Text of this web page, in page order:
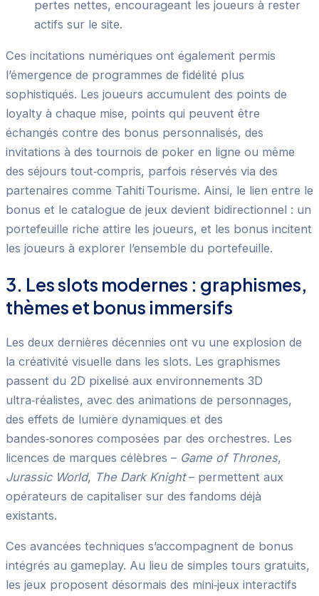
pertes nettes, encourageant les joueurs à rester
actifs sur le site.
Ces incitations numériques ont également permis
l’émergence de programmes de fidélité plus
sophistiqués. Les joueurs accumulent des points de
loyalty à chaque mise, points qui peuvent être
échangés contre des bonus personnalisés, des
invitations à des tournois de poker en ligne ou même
des séjours tout‑compris, parfois réservés via des
partenaires comme Tahiti Tourisme. Ainsi, le lien entre le
bonus et le catalogue de jeux devient bidirectionnel : un
portefeuille riche attire les joueurs, et les bonus incitent
les joueurs à explorer l’ensemble du portefeuille.
3. Les slots modernes : graphismes,
thèmes et bonus immersifs
Les deux dernières décennies ont vu une explosion de
la créativité visuelle dans les slots. Les graphismes
passent du 2D pixelisé aux environnements 3D
ultra‑réalistes, avec des animations de personnages,
des effets de lumière dynamiques et des
bandes‑sonores composées par des orchestres. Les
licences de marques célèbres – Game of Thrones,
Jurassic World, The Dark Knight– permettent aux
opérateurs de capitaliser sur des fandoms déjà
existants.
Ces avancées techniques s’accompagnent de bonus
intégrés au gameplay. Au lieu de simples tours gratuits,
les jeux proposent désormais des mini‑jeux interactifs